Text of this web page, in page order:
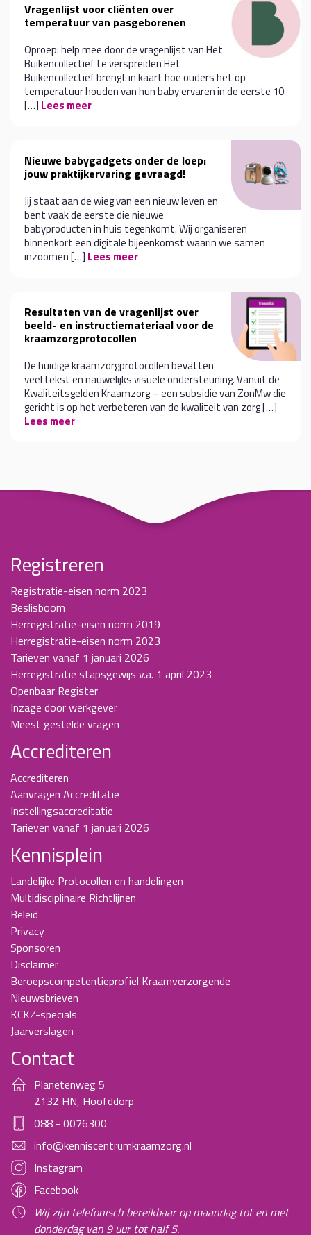
Vragenlijst voor cliënten over
temperatuur van pasgeborenen
Oproep: help mee door de vragenlijst van Het
Buikencollectief te verspreiden Het
Buikencollectief brengt in kaart hoe ouders het op
temperatuur houden van hun baby ervaren in de eerste 10
[…] Lees meer
Nieuwe babygadgets onder de loep:
jouw praktijkervaring gevraagd!
Jij staat aan de wieg van een nieuw leven en
bent vaak de eerste die nieuwe
babyproducten in huis tegenkomt. Wij organiseren
binnenkort een digitale bijeenkomst waarin we samen
inzoomen […] Lees meer
Resultaten van de vragenlijst over
beeld- en instructiemateriaal voor de
kraamzorgprotocollen
De huidige kraamzorgprotocollen bevatten
veel tekst en nauwelijks visuele ondersteuning. Vanuit de
Kwaliteitsgelden Kraamzorg – een subsidie van ZonMw die
gericht is op het verbeteren van de kwaliteit van zorg […]
Lees meer
Registreren
Registratie-eisen norm 2023
Beslisboom
Herregistratie-eisen norm 2019
Herregistratie-eisen norm 2023
Tarieven vanaf 1 januari 2026
Herregistratie stapsgewijs v.a. 1 april 2023
Openbaar Register
Inzage door werkgever
Meest gestelde vragen
Accrediteren
Accrediteren
Aanvragen Accreditatie
Instellingsaccreditatie
Tarieven vanaf 1 januari 2026
Kennisplein
Landelijke Protocollen en handelingen
Multidisciplinaire Richtlijnen
Beleid
Privacy
Sponsoren
Disclaimer
Beroepscompetentieprofiel Kraamverzorgende
Nieuwsbrieven
KCKZ-specials
Jaarverslagen
Contact
Planetenweg 5
2132 HN, Hoofddorp
088 - 0076300
info@kenniscentrumkraamzorg.nl
Instagram
Facebook
Wij zijn telefonisch bereikbaar op maandag tot en met
donderdag van 9 uur tot half 5.